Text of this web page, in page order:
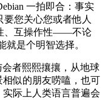
一拍即合：事实
要您关心您或者他人
、互操作性——不论
就是个明智选择。
者熙熙攘攘，从地球
似的朋友唠嗑，也可
际上人类语言普遍会